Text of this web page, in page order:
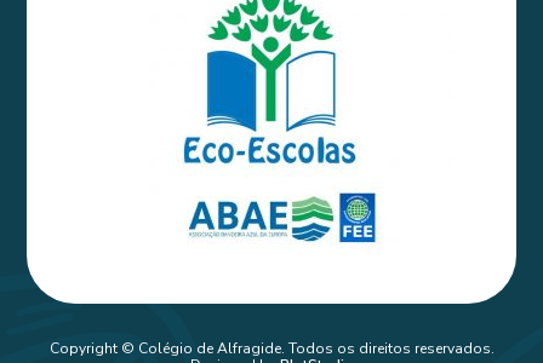
Copyright © Colégio de Alfragide. Todos os direitos reservados.